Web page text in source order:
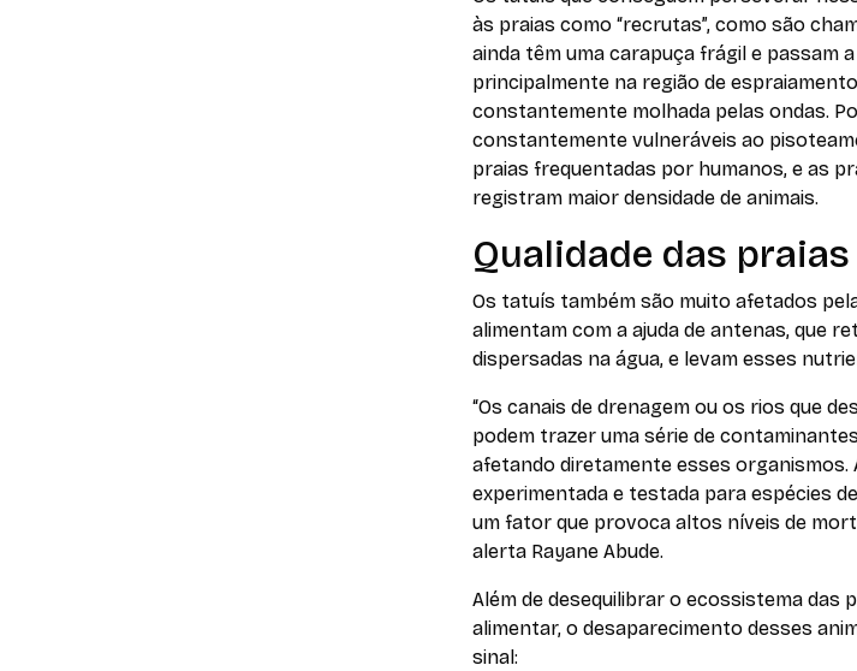
às praias como “recrutas”, como são
ainda têm uma carapuça frágil e passam
principalmente na região de
constantemente molhada pelas ondas.
constantemente vulneráveis ao
praias frequentadas por humanos, e as
registram maior densidade de animais.
Qualidade das praias
Os tatuís também são muito afetados
alimentam com a ajuda de antenas, que
dispersadas na água, e levam esses
“Os canais de drenagem ou os rios que
podem trazer uma série de
afetando diretamente esses organismos.
experimentada e testada para espécies
um fator que provoca altos níveis de
alerta Rayane Abude.
Além de desequilibrar o ecossistema das
alimentar, o desaparecimento desses
sinal: